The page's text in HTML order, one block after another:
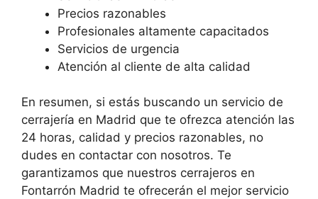
Precios razonables
Profesionales altamente capacitados
Servicios de urgencia
Atención al cliente de alta calidad
En resumen, si estás buscando un servicio de
cerrajería en Madrid que te ofrezca atención las
24 horas, calidad y precios razonables, no
dudes en contactar con nosotros. Te
garantizamos que nuestros cerrajeros en
Fontarrón Madrid te ofrecerán el mejor servicio